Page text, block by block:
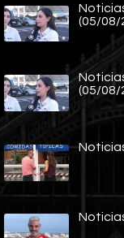
(05/08/
(05/08/